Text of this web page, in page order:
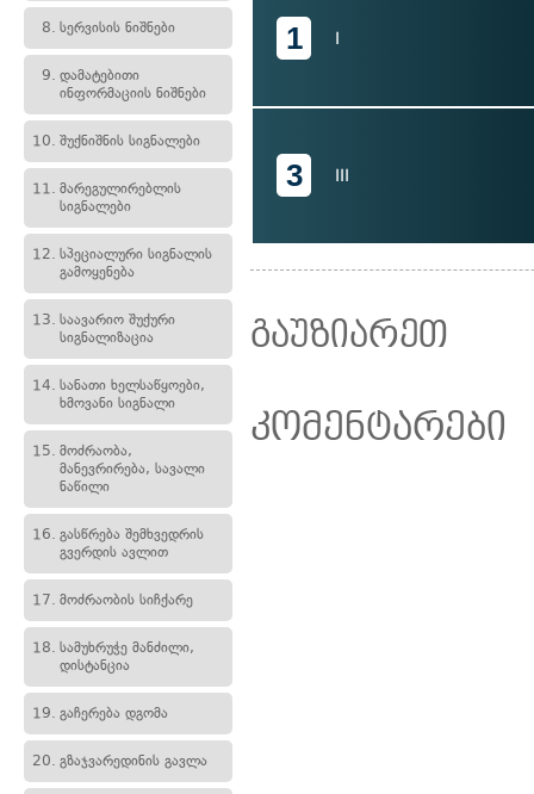
8. სერვისის ნიშნები
9. დამატებითი
ინფორმაციის ნიშნები
10. შუქნიშნის სიგნალები
11. მარეგულირებლის
სიგნალები
12. სპეციალური სიგნალის
გამოყენება
13. საავარიო შუქური
სიგნალიზაცია
14. სანათი ხელსაწყოები,
ხმოვანი სიგნალი
15. მოძრაობა,
მანევრირება, სავალი
ნაწილი
16. გასწრება შემხვედრის
გვერდის ავლით
17. მოძრაობის სიჩქარე
18. სამუხრუჭე მანძილი,
დისტანცია
19. გაჩერება დგომა
20. გზაჯვარედინის გავლა
1 I
3 III
გაუზიარეთ
კომენტარები